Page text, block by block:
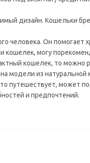
дизайн. Кошельки
человека. Он помогает
могу
кошелек, то можно
модели из
путешествует, может
и предпочтений.